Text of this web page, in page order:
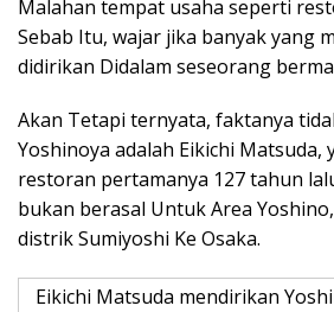
Malahan tempat usaha seperti
Sebab Itu, wajar jika banyak yang
didirikan Didalam seseorang
Akan Tetapi ternyata, faktanya
Yoshinoya adalah Eikichi Matsuda,
restoran pertamanya 127 tahun
bukan berasal Untuk Area
distrik Sumiyoshi Ke Osaka.
Eikichi Matsuda mendirikan